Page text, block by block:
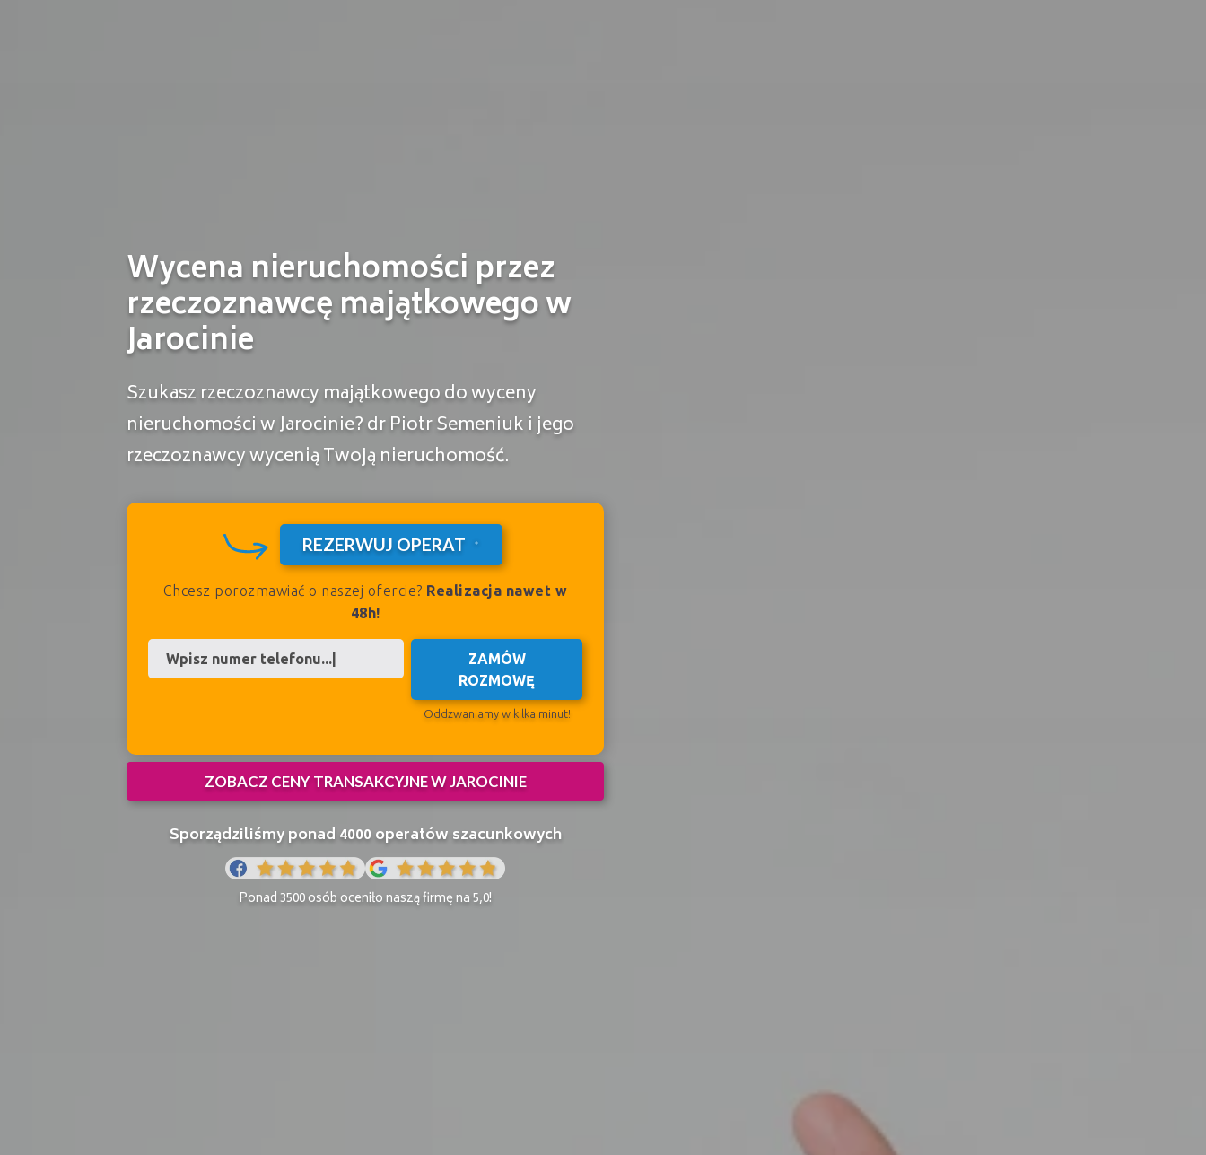
Wycena nieruchomości przez
rzeczoznawcę majątkowego w
Jarocinie
Szukasz rzeczoznawcy majątkowego do wyceny
nieruchomości w Jarocinie? dr Piotr Semeniuk i jego
rzeczoznawcy wycenią Twoją nieruchomość.
REZERWUJ OPERAT
Chcesz porozmawiać o naszej ofercie? Realizacja nawet w
48h!
ZAMÓW
ROZMOWĘ
Oddzwaniamy w kilka minut!
ZOBACZ CENY TRANSAKCYJNE W JAROCINIE
Sporządziliśmy ponad 4000 operatów szacunkowych
Ponad 3500 osób oceniło naszą firmę na 5,0!